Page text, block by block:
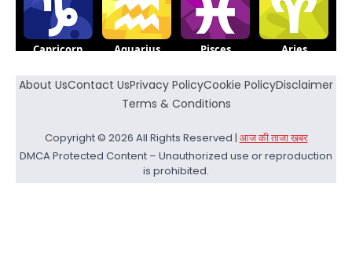
About UsContact UsPrivacy PolicyCookie PolicyDisclaimer
Terms & Conditions
Copyright © 2026 All Rights Reserved | आज की ताजा खबर
DMCA Protected Content – Unauthorized use or reproduction
is prohibited.